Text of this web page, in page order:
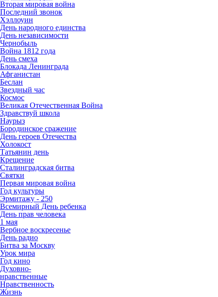
Вторая мировая война
Последний звонок
Хэллоуин
День народного единства
День независимости
Чернобыль
Война 1812 года
День смеха
Блокада Ленинграда
Афганистан
Беслан
Звездный час
Космос
Великая Отечественная Война
Здравствуй школа
Наурыз
Бородинское сражение
День героев Отечества
Холокост
Татьянин день
Крещение
Сталинградская битва
Святки
Первая мировая война
Год культуры
Эрмитажу - 250
Всемирный День ребенка
День прав человека
1 мая
Вербное воскресенье
День радио
Битва за Москву
Урок мира
Год кино
Духовно-
нравственные
Нравственность
Жизнь